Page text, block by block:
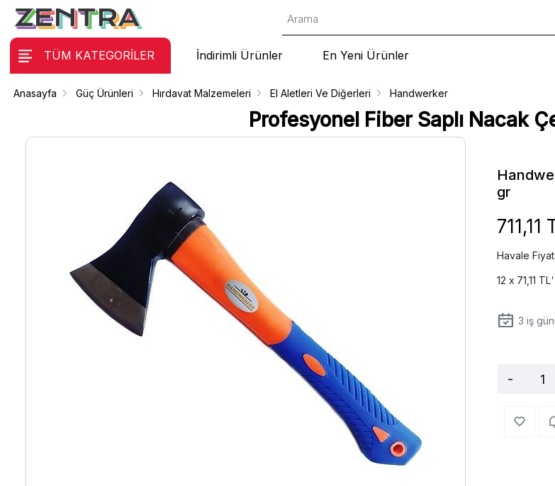
TÜM KATEGORİLER İndirimli Ürünler En Yeni Ürünler
Profesyonel Fiber Saplı Nacak
Anasayfa Güç Ürünleri Hırdavat Malzemeleri El Aletleri Ve Diğerleri Handwerker
gr
711,11
Havale
71,11 TL
3 iş
-